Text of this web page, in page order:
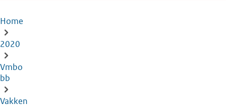
Kruimelpad
Home
2020
Vmbo
bb
Vakken